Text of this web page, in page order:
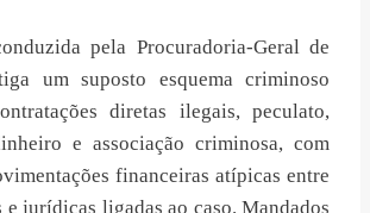
pela Procuradoria-Geral de
um suposto esquema criminoso
diretas ilegais, peculato,
e associação criminosa, com
financeiras atípicas entre
e jurídicas ligadas ao caso. Mandados